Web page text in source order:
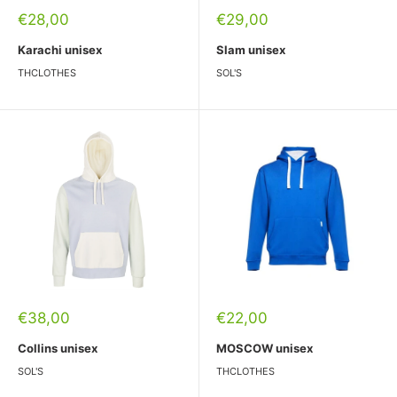
Pārdošanas
€28,00
Karachi unisex
THCLOTHES
Pārdošanas
€29,00
Slam unisex
SOL'S
Pārdošanas
€38,00
Collins unisex
SOL'S
Pārdošanas
€22,00
MOSCOW unisex
THCLOTHES